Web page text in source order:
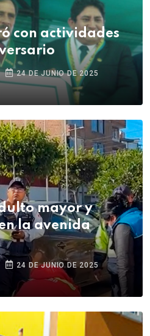
con actividades
24 DE JUNIO DE 2025
mayor y
la avenida
24 DE JUNIO DE 2025